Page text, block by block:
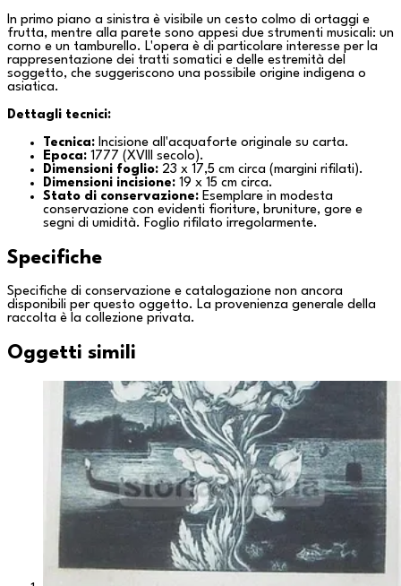
In primo piano a sinistra è visibile un cesto colmo di ortaggi e
frutta, mentre alla parete sono appesi due strumenti musicali: un
corno e un tamburello. L'opera è di particolare interesse per la
rappresentazione dei tratti somatici e delle estremità del
soggetto, che suggeriscono una possibile origine indigena o
asiatica.
Dettagli tecnici:
Tecnica: Incisione all'acquaforte originale su carta.
Epoca: 1777 (XVIII secolo).
Dimensioni foglio: 23 x 17,5 cm circa (margini rifilati).
Dimensioni incisione: 19 x 15 cm circa.
Stato di conservazione: Esemplare in modesta
conservazione con evidenti fioriture, bruniture, gore e
segni di umidità. Foglio rifilato irregolarmente.
Specifiche
Specifiche di conservazione e catalogazione non ancora
disponibili per questo oggetto. La provenienza generale della
raccolta è la collezione privata.
Oggetti simili